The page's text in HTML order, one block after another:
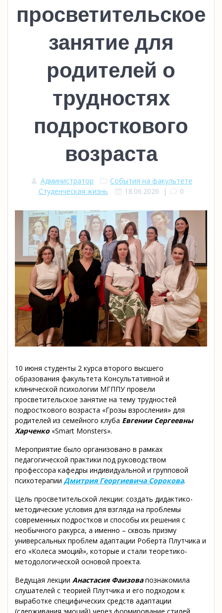
просветительское
занятие для
родителей о
трудностях
подросткового
возраста
Администратор
События на факультете
Студенческая жизнь
18.06.2026 | 0
10 июня студенты 2 курса второго высшего
образования факультета Консультативной и
клинической психологии МГППУ провели
просветительское занятие на тему трудностей
подросткового возраста «Грозы взросления» для
родителей из семейного клуба Евгении Сергеевны
Харченко«Smart Monsters».
Мероприятие было организовано в рамках
педагогической практики под руководством
профессора кафедры индивидуальной и групповой
психотерапии Дмитрия Георгиевича Сорокова.
Цель просветительской лекции: создать дидактико-
методические условия для взгляда на проблемы
современных подростков и способы их решения с
необычного ракурса, а именно – сквозь призму
универсальных проблем адаптации Роберта Плутчика и
его «Колеса эмоций», которые и стали теоретико-
методологической основой проекта.
Ведущая лекции Анастасия Фаизовапознакомила
слушателей с теорией Плутчика и его подходом к
выработке специфических средств адаптации